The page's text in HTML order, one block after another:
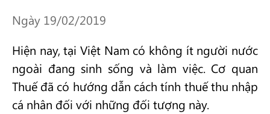
Ngày 19/02/2019
Hiện nay, tại Việt Nam có không ít người nước
ngoài đang sinh sống và làm việc. Cơ quan
Thuế đã có hướng dẫn cách tính thuế thu nhập
cá nhân đối với những đối tượng này.